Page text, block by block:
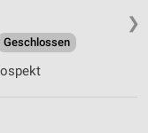
❯
Geschlossen